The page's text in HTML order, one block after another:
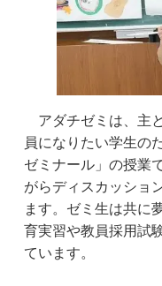
アダチゼミは、主
員になりたい学生の
ゼミナール」の授業
がらディスカッショ
ます。ゼミ生は共に
育実習や教員採用試
ています。